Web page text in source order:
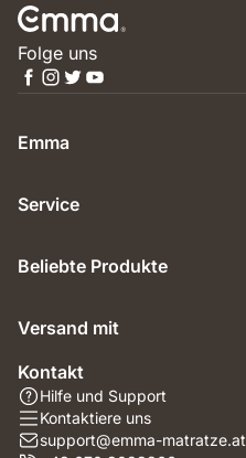
Folge uns
Emma
Service
Beliebte Produkte
Versand mit
Kontakt
Hilfe und Support
Kontaktiere uns
support@emma-matratze.at